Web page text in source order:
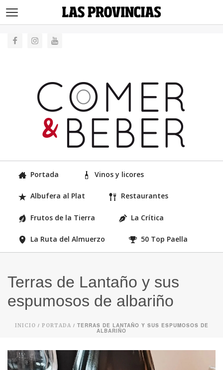
Portada Vinos y licores
Albufera al Plat Restaurantes
Frutos de la Tierra La Crítica
La Ruta del Almuerzo 50 Top Paella
Terras de Lantaño y sus
espumosos de albariño
INICIO / PORTADA / TERRAS DE LANTAÑO Y SUS ESPUMOSOS DE
ALBARIÑO